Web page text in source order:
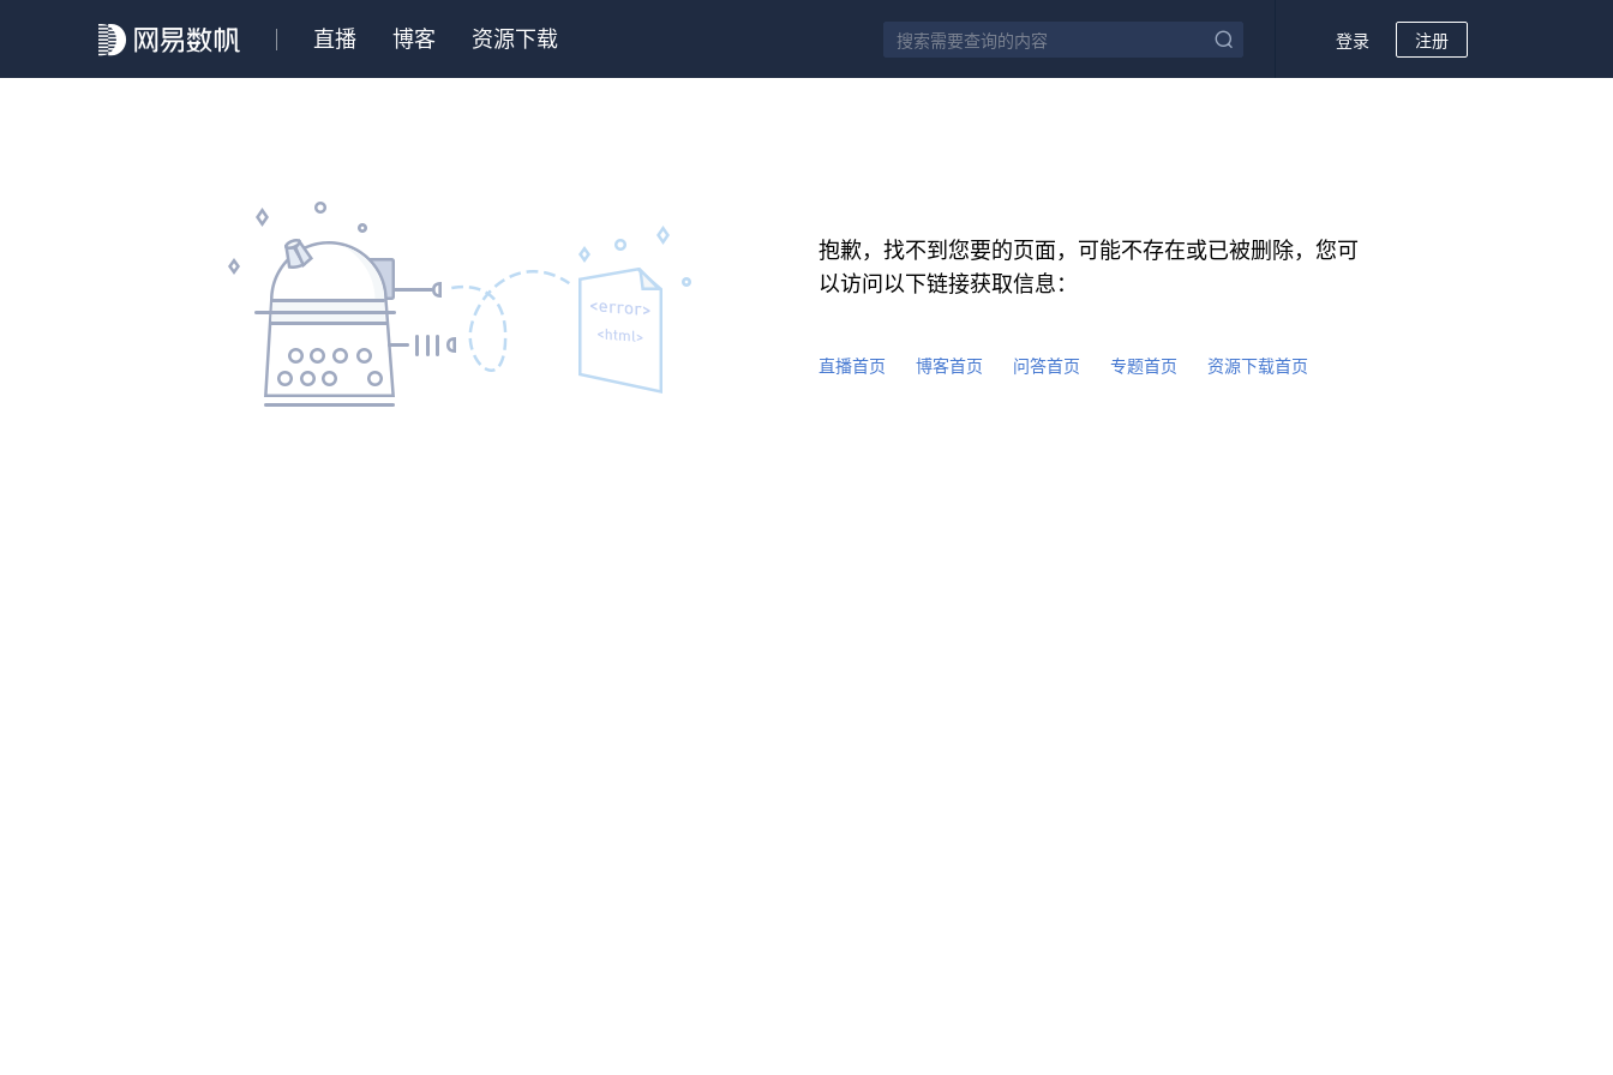
直播 博客 资源下载 登录 注册
抱歉，找不到您要的页面，可能不存在或已被删除，您可
以访问以下链接获取信息：
直播首页 博客首页 问答首页 专题首页 资源下载首页